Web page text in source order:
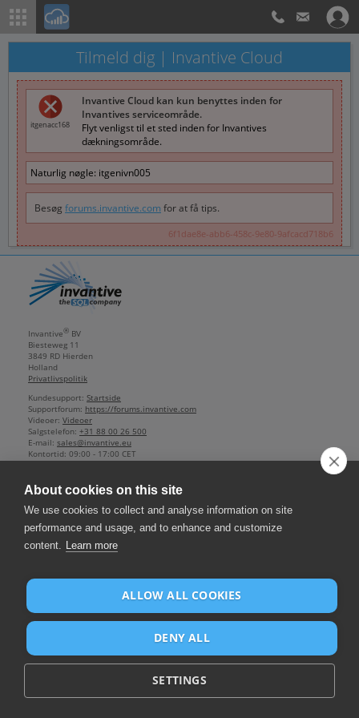
Tilmeld dig | Invantive Cloud
itgenacc168
Invantive Cloud kan kun benyttes inden for
Invantives serviceområde.
Flyt venligst til et sted inden for Invantives
dækningsområde.
Naturlig nøgle: itgenivn005
Besøg forums.invantive.com for at få tips.
6f1dae8e-abb6-458c-9e80-9afcacd718b6
Invantive® BV
Biesteweg 11
3849 RD Hierden
Holland
Privatlivspolitik
Kundesupport: Startside
Supportforum: https://forums.invantive.com
Videoer: Videoer
Salgstelefon: +31 88 00 26 500
E-mail: sales@invantive.eu
Kontortid: 09:00 - 17:00 CET
Administrerende direktør:
Guido Leenders
Firma hjemmehørende i: Roermond
Grundlagt: 1992
NL812602377B01
Bank:IBAN NL25 BUNQ 2098 2586 07
About cookies on this site
We use cookies to collect and analyse information on site
performance and usage, and to enhance and customize
content. Learn more
ALLOW ALL COOKIES
DENY ALL
SETTINGS